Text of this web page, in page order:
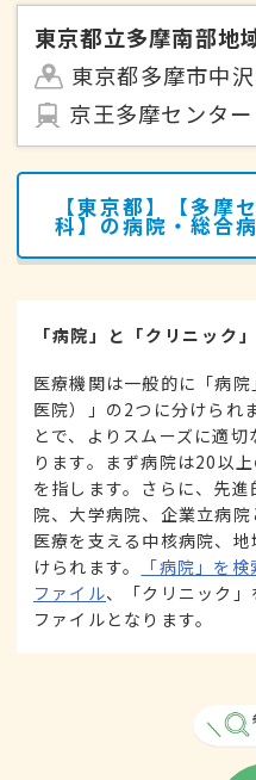
東京都立多摩南部地
東京都多摩市中
京王多摩センター
【東京都】【多摩
科】の病院・総合
「病院」と「クリニック
医療機関は一般的に「病院
医院）」の2つに分けられ
とで、よりスムーズに適
ります。まず病院は20以
を指します。さらに、先
院、大学病院、企業立病
医療を支える中核病院、
けられます。
「病院」を
ファイル、「クリニック」
ファイルとなります。